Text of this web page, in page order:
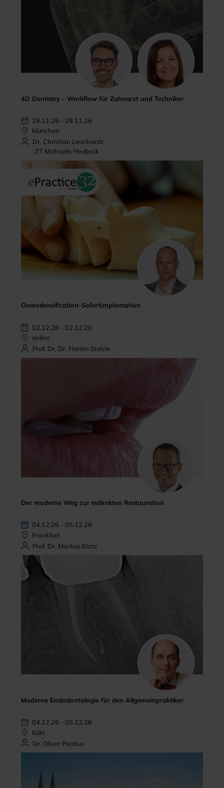
4D Dentistry - Workflow für Zahnarzt und Techniker
29.11.26 - 29.11.26
München
Dr. Christian Leonhardt
ZT Michaela Heubeck
Osseodensification-Sofortimplantation
02.12.26 - 02.12.26
online
Prof. Dr. Dr. Florian Stelzle
Der moderne Weg zur indirekten Restauration
04.12.26 - 05.12.26
Frankfurt
Prof. Dr. Markus Blatz
Moderne Endodontologie für den Allgemeinpraktiker
04.12.26 - 05.12.26
Köln
Dr. Oliver Pontius